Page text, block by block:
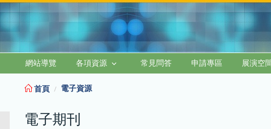
網站導覽 各項資源 常見問答 申請專區 展演空
首頁 電子資源
電子期刊